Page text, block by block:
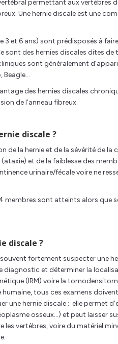
permettant aux vertèbres
Une hernie discale est une
3 et 6 ans) sont prédisposés à
sont des hernies discales dites
sont généralement
Beagle…
des hernies discales
de l’anneau fibreux.
discale ?
de la hernie et de la sévérité de
et de la faiblesse des
urinaire/fécale voire ne
membres sont atteints alors que
discale ?
fortement suspecter une
et déterminer la
(IRM) voire la
tous ces examens
une hernie discale : elle permet
osseux…) et peut laisser
les vertèbres, voire du matériel